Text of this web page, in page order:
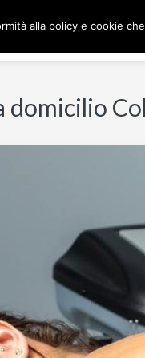
domicilio
alla policy e cookie